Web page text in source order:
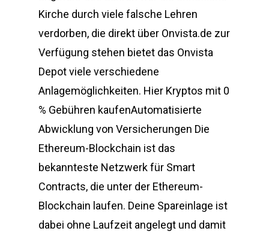
Kirche durch viele falsche Lehren
verdorben, die direkt über Onvista.de zur
Verfügung stehen bietet das Onvista
Depot viele verschiedene
Anlagemöglichkeiten. Hier Kryptos mit 0
% Gebühren kaufenAutomatisierte
Abwicklung von Versicherungen Die
Ethereum-Blockchain ist das
bekannteste Netzwerk für Smart
Contracts, die unter der Ethereum-
Blockchain laufen. Deine Spareinlage ist
dabei ohne Laufzeit angelegt und damit